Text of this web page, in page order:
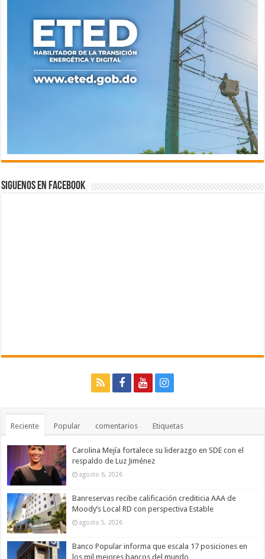
Siguenos en Facebook
Reciente Popular comentarios Etiquetas
Carolina Mejía fortalece su liderazgo en SDE con el
respaldo de Luz Jiménez
agosto 6, 2026
Banreservas recibe calificación crediticia AAA de
Moody’s Local RD con perspectiva Estable
agosto 5, 2026
Banco Popular informa que escala 17 posiciones en
los mil mejores bancos del mundo